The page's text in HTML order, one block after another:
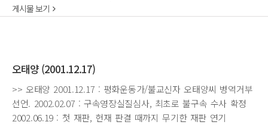
게시물 보기
오태양 (2001.12.17)
>> 오태양 2001.12.17 : 평화운동가/불교신자 오태양씨 병역거부
선언. 2002.02.07 : 구속영장실질심사, 최초로 불구속 수사 확정
2002.06.19 : 첫 재판, 헌재 판결 때까지 무기한 재판 연기